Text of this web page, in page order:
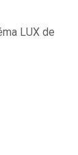
LUX de